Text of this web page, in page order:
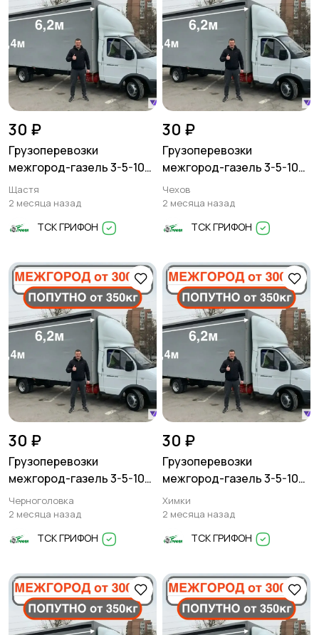
30 ₽
Грузоперевозки
межгород-газель 3-5-10
тонн
Щастя
2 месяца назад
ТСК ГРИФОН
30 ₽
Грузоперевозки
межгород-газель 3-5-10
тонн
Чехов
2 месяца назад
ТСК ГРИФОН
30 ₽
Грузоперевозки
межгород-газель 3-5-10
тонн
Черноголовка
2 месяца назад
ТСК ГРИФОН
30 ₽
Грузоперевозки
межгород-газель 3-5-10
тонн
Химки
2 месяца назад
ТСК ГРИФОН